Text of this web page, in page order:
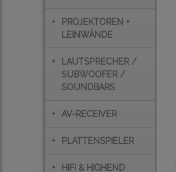
+
PROJEKTOREN +
LEINWÄNDE
+
LAUTSPRECHER /
SUBWOOFER /
SOUNDBARS
+ AV-RECEIVER
+ PLATTENSPIELER
+ HIFI & HIGHEND